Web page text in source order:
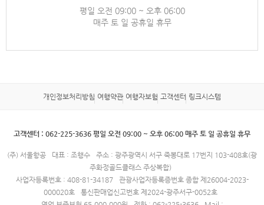
평일 오전 09:00 ~ 오후 06:00
매주 토 일 공휴일 휴무
개인정보처리방침 여행약관 여행자보험 고객센터 링크시스템
고객센터 : 062-225-3636 평일 오전 09:00 ~ 오후 06:00 매주 토 일 공휴일 휴무
(주) 서울항공 대표 : 조행수
주소 : 광주광역시 서구 죽봉대로 17번지 103-408호(광
주화정골드클래스 주상복합)
사업자등록번호 : 408-81-34187
관광사업자등록증번호 종합 제26004-2023-
000020호
통신판매업신고번호 제2024-광주서구-0052호